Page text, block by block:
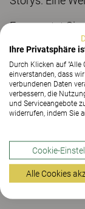
Es erwartet Sie
handlich „to-
Informationen
unterhttps://
Falls Sie gern
Medien
Sie noch
beiden Kanälen
Ihre Privatsphäre
Durch Klicken auf "Alle
einverstanden, dass
verbundenen Daten
verbessern, die
und Serviceangebote
widerrufen, indem Sie
Cookie-
Alle Cookies